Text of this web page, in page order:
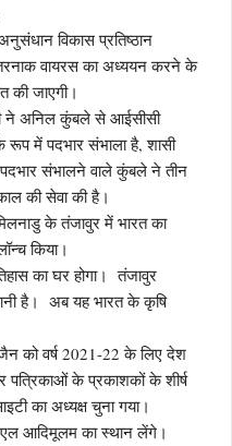
विकास प्रतिष्ठान
वायरस का अध्ययन करने के
की जाएगी।
ने अनिल कुंबले से आईसीसी
में पदभार संभाला है, शासी
संभालने वाले कुंबले ने तीन
की सेवा की है।
के तंजावुर में भारत का
किया।
का घर होगा। तंजावुर
है। अब यह भारत के कृषि
को वर्ष 2021-22 के लिए देश
पत्रिकाओं के प्रकाशकों के शीर्ष
का अध्यक्ष चुना गया।
आदिमूलम का स्थान लेंगे।